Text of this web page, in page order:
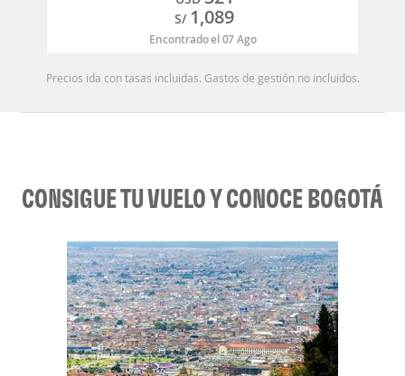
S/ 1,089
Encontrado el 07 Ago
Precios ida con tasas incluidas. Gastos de gestión no incluidos.
CONSIGUE TU VUELO Y CONOCE BOGOTÁ